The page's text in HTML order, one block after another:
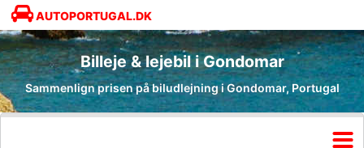
AUTOPORTUGAL.DK
Billeje & lejebil i Gondomar
Sammenlign prisen på biludlejning i Gondomar, Portugal